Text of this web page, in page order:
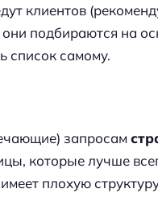
клиентов
подбираются на
список самому.
запросам
которые лучше
плохую